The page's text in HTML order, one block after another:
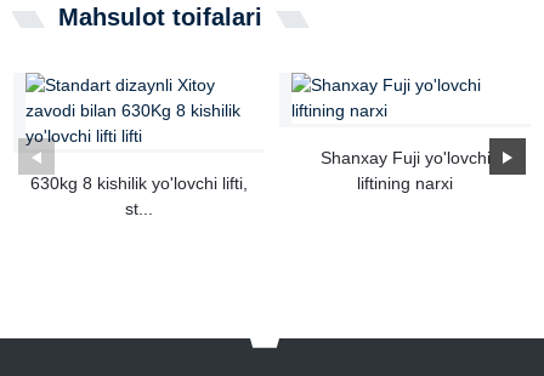
Mahsulot toifalari
630kg 8 kishilik yo'lovchi lifti,
st...
Shanxay Fuji yo'lovchi
liftining narxi